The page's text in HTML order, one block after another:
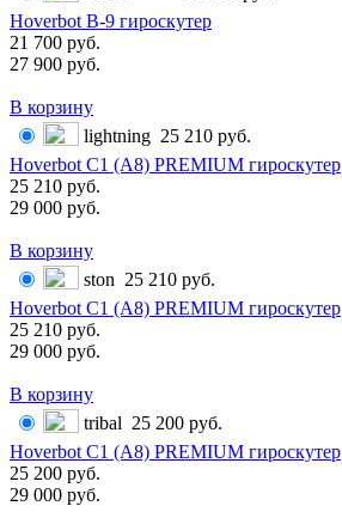
Hoverbot B-9 гироскутер
21 700 руб.
27 900 руб.
В корзину
lightning 25 210 руб.
Hoverbot C1 (А8) PREMIUM гироскутер
25 210 руб.
29 000 руб.
В корзину
ston 25 210 руб.
Hoverbot C1 (А8) PREMIUM гироскутер
25 210 руб.
29 000 руб.
В корзину
tribal 25 200 руб.
Hoverbot C1 (А8) PREMIUM гироскутер
25 200 руб.
29 000 руб.